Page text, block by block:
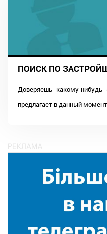
ПОИСК ПО
Доверяешь какому-
предлагает в данный